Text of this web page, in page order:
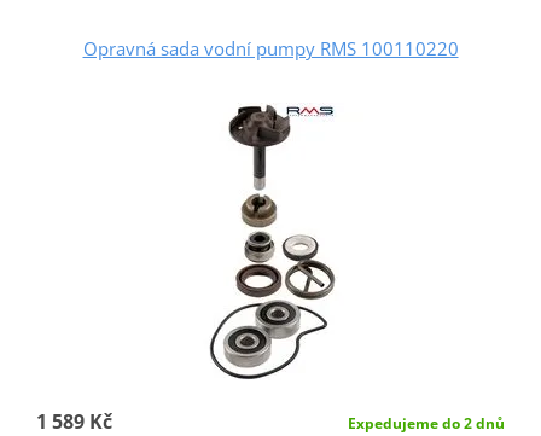
Opravná sada vodní pumpy RMS 100110220
1 589 Kč Expedujeme do 2 dnů